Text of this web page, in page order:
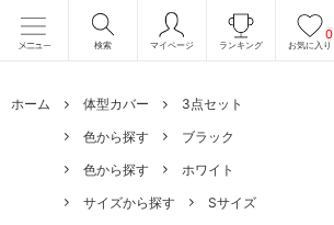
検索 マイページ ランキング
0
お気に入り
ホーム 体型カバー
3点セット
色から探す
ブラック
色から探す
ホワイト
サイズから探す
Sサイズ